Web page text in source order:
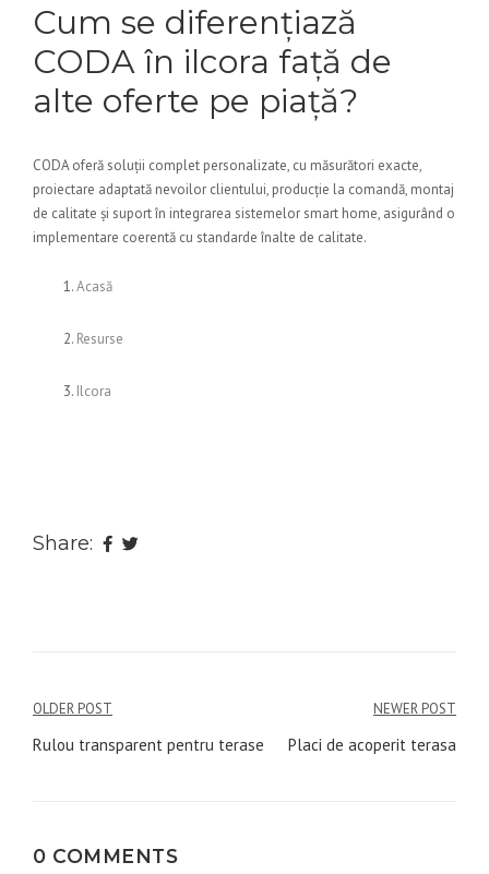
Cum se diferențiază
CODA în ilcora față de
alte oferte pe piață?
CODA oferă soluții complet personalizate, cu măsurători exacte,
proiectare adaptată nevoilor clientului, producție la comandă, montaj
de calitate și suport în integrarea sistemelor smart home, asigurând o
implementare coerentă cu standarde înalte de calitate.
Acasă
Resurse
Ilcora
Share:
Navigare
în
OLDER POST
Rulou transparent pentru terase
NEWER POST
Placi de acoperit terasa
0 COMMENTS